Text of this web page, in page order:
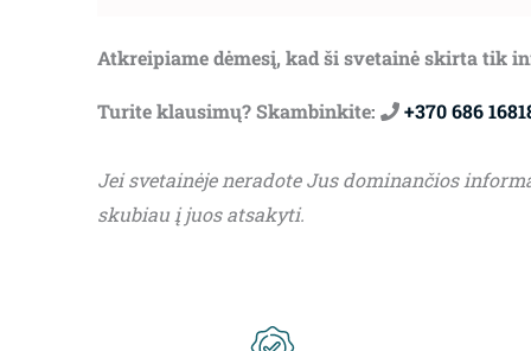
Atkreipiame dėmesį, kad ši svetainė skirta tik
Turite klausimų? Skambinkite: +370 686
Jei svetainėje neradote Jus dominančios
skubiau į juos atsakyti.